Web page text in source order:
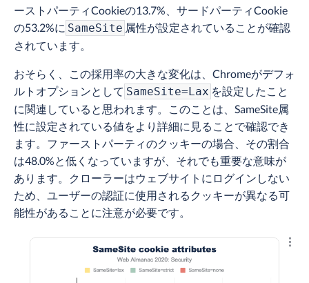
ーストパーティCookieの13.7%、サードパーティCookie
の53.2%に SameSite 属性が設定されていることが確認
されています。
おそらく、この採用率の大きな変化は、Chromeがデフォ
ルトオプションとして SameSite=Lax を設定したこと
に関連していると思われます。このことは、SameSite属
性に設定されている値をより詳細に見ることで確認でき
ます。ファーストパーティのクッキーの場合、その割合
は48.0%と低くなっていますが、それでも重要な意味が
あります。クローラーはウェブサイトにログインしない
ため、ユーザーの認証に使用されるクッキーが異なる可
能性があることに注意が必要です。
結